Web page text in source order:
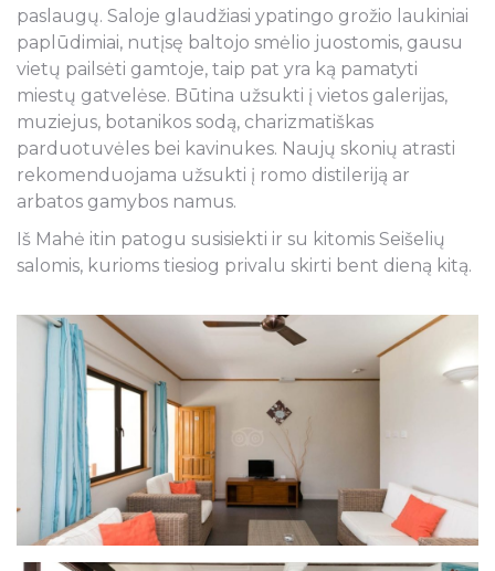
paslaugų. Saloje glaudžiasi ypatingo grožio laukiniai
paplūdimiai, nutįsę baltojo smėlio juostomis, gausu
vietų pailsėti gamtoje, taip pat yra ką pamatyti
miestų gatvelėse. Būtina užsukti į vietos galerijas,
muziejus, botanikos sodą, charizmatiškas
parduotuvėles bei kavinukes. Naujų skonių atrasti
rekomenduojama užsukti į romo distileriją ar
arbatos gamybos namus.
Iš Mahė itin patogu susisiekti ir su kitomis Seišelių
salomis, kurioms tiesiog privalu skirti bent dieną kitą.